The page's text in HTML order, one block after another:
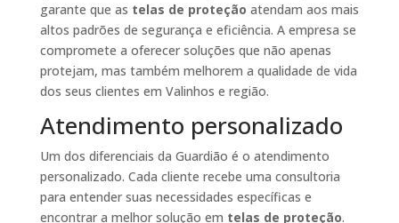
garante que as telas de proteção atendam aos mais
altos padrões de segurança e eficiência. A empresa se
compromete a oferecer soluções que não apenas
protejam, mas também melhorem a qualidade de vida
dos seus clientes em Valinhos e região.
Atendimento personalizado
Um dos diferenciais da Guardião é o atendimento
personalizado. Cada cliente recebe uma consultoria
para entender suas necessidades específicas e
encontrar a melhor solução em telas de proteção.